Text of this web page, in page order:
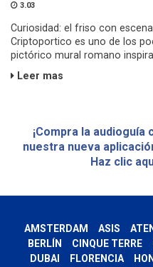
3.03
Curiosidad: el friso con
Criptoportico es uno de los
pictórico mural romano
Leer mas
¡Compra la audioguía
nuestra nueva
Haz clic
AMSTERDAM ASIS
BERLÍN
CINQUE TERRE
DUBAI
FLORENCIA